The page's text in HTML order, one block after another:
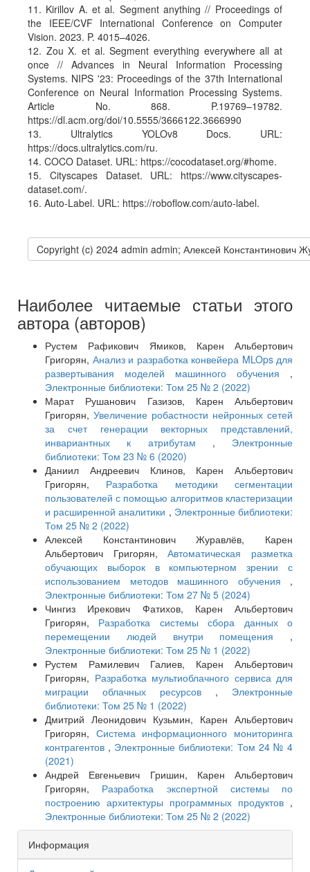
11. Kirillov A. et al. Segment anything // Proceedings of
the IEEE/CVF International Conference on Computer
Vision. 2023. P. 4015–4026.
12. Zou X. et al. Segment everything everywhere all at
once // Advances in Neural Information Processing
Systems. NIPS '23: Proceedings of the 37th International
Conference on Neural Information Processing Systems.
Article No. 868. P.19769–19782.
https://dl.acm.org/doi/10.5555/3666122.3666990
13. Ultralytics YOLOv8 Docs. URL:
https://docs.ultralytics.com/ru.
14. COCO Dataset. URL: https://cocodataset.org/#home.
15. Cityscapes Dataset. URL: https://www.cityscapes-
dataset.com/.
16. Auto-Label. URL: https://roboflow.com/auto-label.
Copyright (c) 2024 admin admin; Алексей Константинович
Наиболее читаемые статьи этого
автора (авторов)
Рустем Рафикович Ямиков, Карен Альбертович
Григорян, Анализ и разработка конвейера MLOps для
развертывания моделей машинного обучения ,
Электронные библиотеки: Том 25 № 2 (2022)
Марат Рушанович Газизов, Карен Альбертович
Григорян, Увеличение робастности нейронных сетей
за счет генерации векторных представлений,
инвариантных к атрибутам , Электронные
библиотеки: Том 23 № 6 (2020)
Даниил Андреевич Клинов, Карен Альбертович
Григорян, Разработка методики сегментации
пользователей с помощью алгоритмов кластеризации
и расширенной аналитики , Электронные библиотеки:
Том 25 № 2 (2022)
Алексей Константинович Журавлёв, Карен
Альбертович Григорян,Автоматическая разметка
обучающих выборок в компьютерном зрении с
использованием методов машинного обучения ,
Электронные библиотеки: Том 27 № 5 (2024)
Чингиз Ирекович Фатихов, Карен Альбертович
Григорян, Разработка системы сбора данных о
перемещении людей внутри помещения ,
Электронные библиотеки: Том 25 № 1 (2022)
Рустем Рамилевич Галиев, Карен Альбертович
Григорян, Разработка мультиоблачного сервиса для
миграции облачных ресурсов , Электронные
библиотеки: Том 25 № 1 (2022)
Дмитрий Леонидович Кузьмин, Карен Альбертович
Григорян, Система информационного мониторинга
контрагентов , Электронные библиотеки: Том 24 № 4
(2021)
Андрей Евгеньевич Гришин, Карен Альбертович
Григорян, Разработка экспертной системы по
построению архитектуры программных продуктов ,
Электронные библиотеки: Том 25 № 2 (2022)
Информация